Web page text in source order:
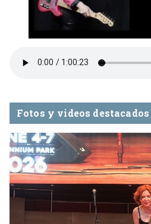
Fotos y videos destacados